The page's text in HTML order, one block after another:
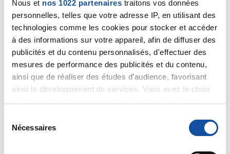
Nous et nos 1022 partenaires traitons vos données
personnelles, telles que votre adresse IP, en utilisant des
technologies comme les cookies pour stocker et accéder
à des informations sur votre appareil, afin de diffuser des
publicités et du contenu personnalisés, d'effectuer des
mesures de performance des publicités et du contenu,
ainsi que de réaliser des études d’audience, favorisant
ainsi le développement de services. Vous avez le choix
tout moment en consultant la Déclaration relative aux
cookies ou en cliquant sur l'icône de confidentialité.
Nécessaires
Effectivement, le sang qui éclabousse la cuvette des
WC est le plus souvent d'origine hémorroïdaire. Merci
de nous tenir au courant après le RV avec le gastro.
Dr Marceau
Citer